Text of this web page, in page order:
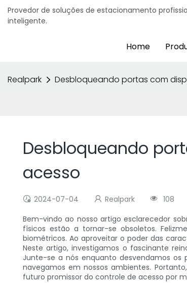
Provedor de soluções de estacionamento
inteligente.
Home
Realpark Desbloqueando portas com
Desbloqueando
acesso
2024-07-04 Realpark
108
Bem-vindo ao nosso artigo esclarecedor
físicos estão a tornar-se obsoletos.
biométricos. Ao aproveitar o poder das
Neste artigo, investigamos o fascinante
Junte-se a nós enquanto desvendamos os
navegamos em nossos ambientes.
futuro promissor do controle de acesso por